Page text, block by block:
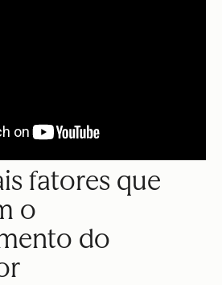
fatores que
o
do